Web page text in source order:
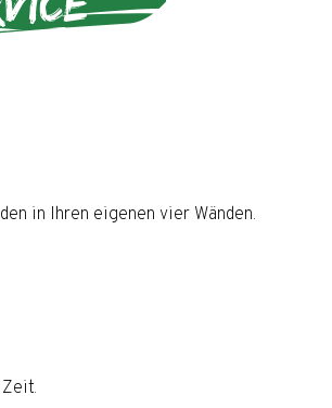
in Ihren eigenen vier Wänden.